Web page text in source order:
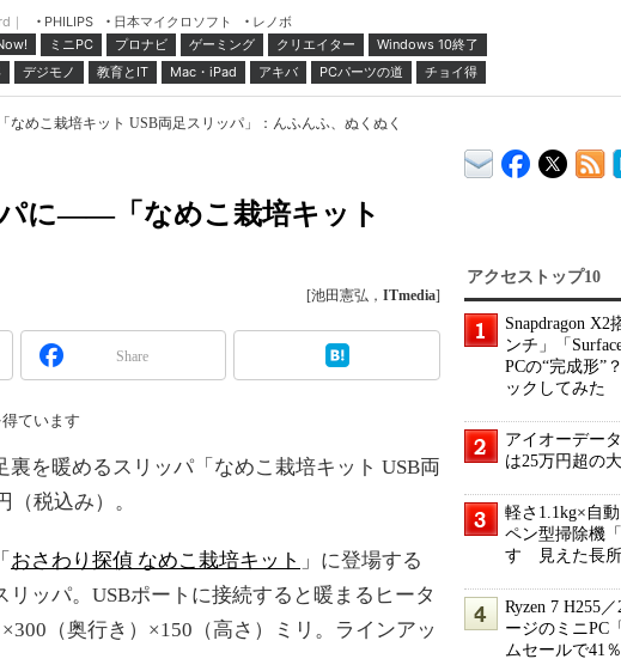
｜ PHILIPS 日本マイクロソフト
レノボ
ミニPC プロナビ ゲーミング クリエイター
Windows 10終了
デジモノ 教育とIT Mac・iPad アキバ PCパーツの道 チョイ得
めこ栽培キット USB両足スリッパ」：んふんふ、ぬくぬく
に――「なめこ栽培キット
[池田憲弘， ITmedia]
Share
ています
を暖めるスリッパ「なめこ栽培キット USB両
税込み）。
おさわり探偵 なめこ栽培キット 」に登場する
ッパ。USBポートに接続すると暖まるヒータ
（奥行き）×150（高さ）ミリ。ラインアッ
アクセストップ10
Snapdragon X2
ンチ」「
PCの“完成形”
ックしてみた
アイオーデー
は25万円超の
軽さ1.1kg×自
ペン型掃除機
す 見えた長
Ryzen 7 H255
ージのミニPC
ムセールで41